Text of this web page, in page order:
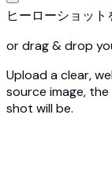
ヒーローショット
or drag & drop
Upload a clear,
source image,
shot will be.